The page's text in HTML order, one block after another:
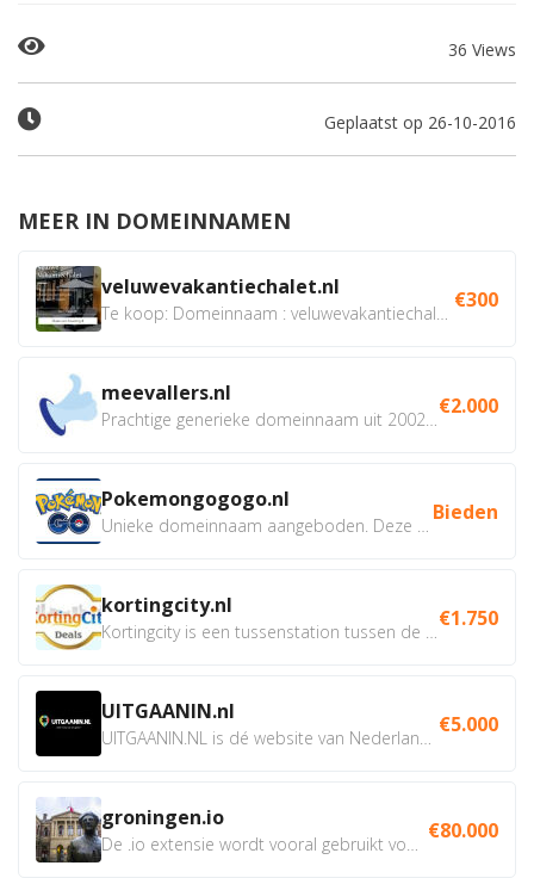
36 Views
Geplaatst op 26-10-2016
MEER IN DOMEINNAMEN
veluwevakantiechalet.nl €300
meevallers.nl €2.000
Pokemongogogo.nl Bieden
kortingcity.nl €1.750
UITGAANIN.nl €5.000
groningen.io €80.000